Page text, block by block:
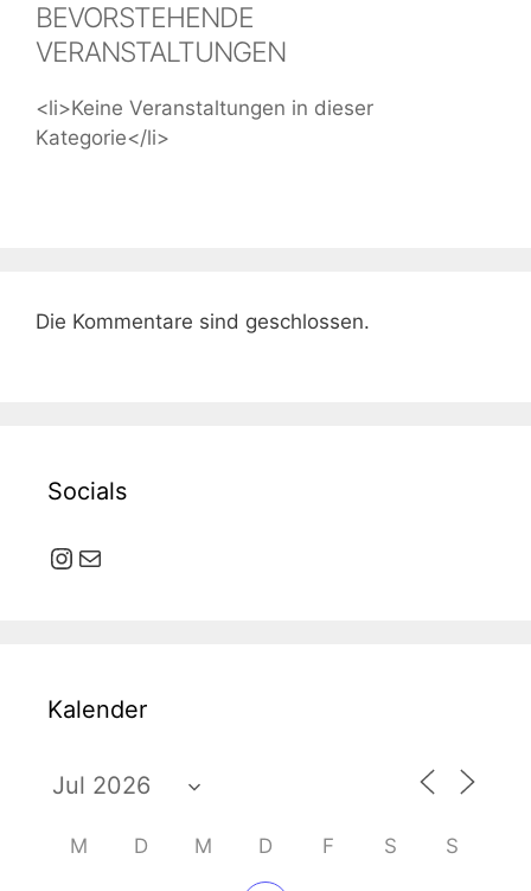
BEVORSTEHENDE
VERANSTALTUNGEN
<li>Keine Veranstaltungen in dieser
Kategorie</li>
Die Kommentare sind geschlossen.
Socials
Instagram
E-Mail
Kalender
M D M D F S S